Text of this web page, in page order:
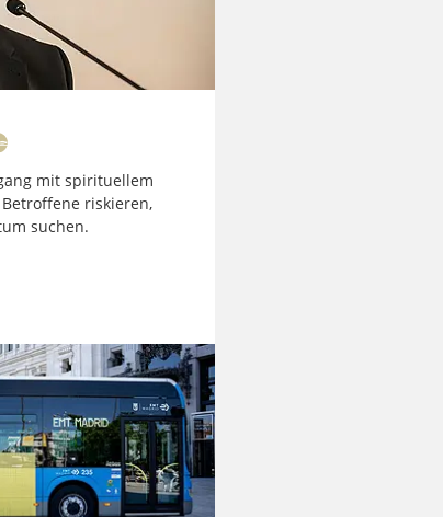
mit spirituellem
riskieren,
suchen.